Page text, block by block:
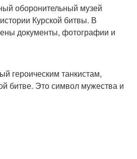
оборонительный музей
Курской битвы. В
документы, фотографии и
героическим танкистам,
битве. Это символ мужества и